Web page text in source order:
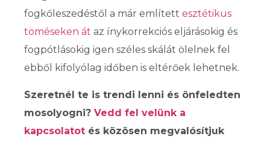
fogkőleszedéstől a már említett esztétikus
töméseken át az ínykorrekciós eljárásokig és
fogpótlásokig igen széles skálát ölelnek fel
ebből kifolyólag időben is eltérőek lehetnek.
Szeretnél te is trendi lenni és önfeledten
mosolyogni? Vedd fel velünk a
kapcsolatot és közösen megvalósítjuk